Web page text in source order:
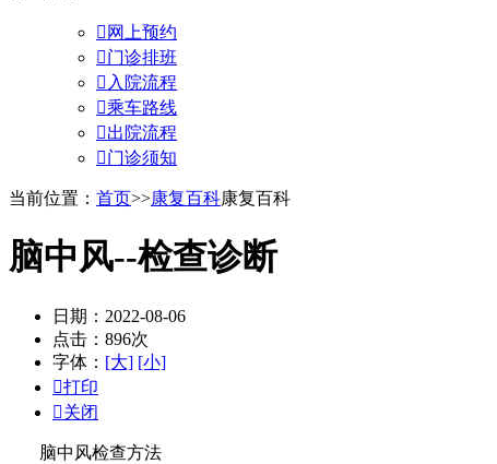
 网上预约
门诊排班
 入院流程
乘车路线
出院流程
门诊须知
当前位置： 首页>>康复百科康复百科
脑中风--检查诊断
日期：2022-08-06
点击：896次
字体： [大] [小]
打印
关闭
脑中风检查方法